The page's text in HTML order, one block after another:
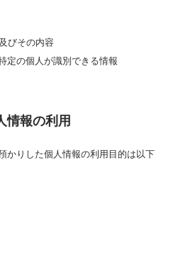
びその内容
定の個人が識別できる情報
情報の利用
かりした個人情報の利用目的は以下